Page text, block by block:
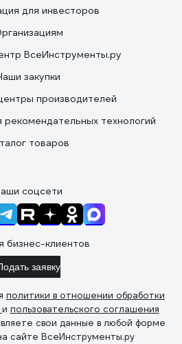
для инвесторов
ВсеИнструменты.ру
закупки
производителей
технологий
товаров
соцсети
бизнес-клиентов
заявку
политики в отношении обработки
и пользовательского соглашения
свои данные в любой форме
сайте ВсеИнструменты.ру